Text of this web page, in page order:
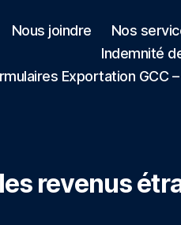
Nous joindre Nos
Indemnité
Exportation GCC –
revenus